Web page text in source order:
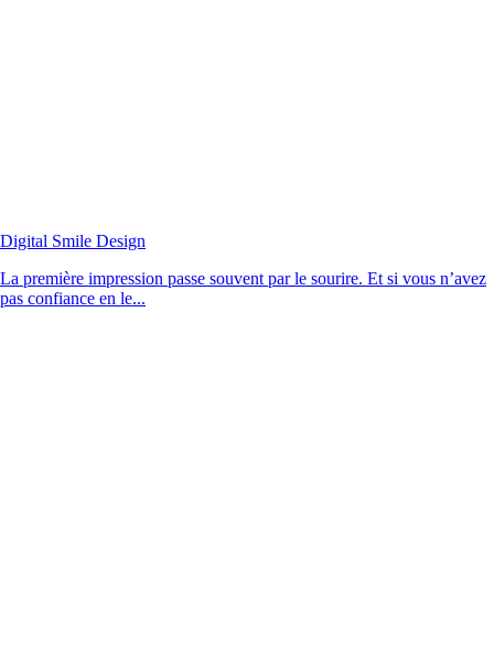
Digital Smile Design
La première impression passe souvent par le sourire. Et si vous n’avez
pas confiance en le...